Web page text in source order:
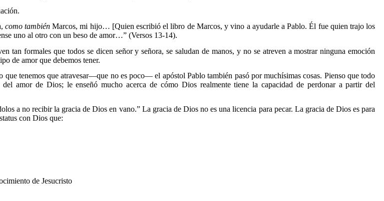
como tambiénMarcos, mi hijo… [Quien escribió el libro de Marcos, y vino a ayudarle a Pablo. Él fue quien trajo los
uno al otro con un beso de amor…” (Versos 13-14).
tan formales que todos se dicen señor y señora, se saludan de manos, y no se atreven a mostrar ninguna emoción
de amor que debemos tener.
tenemos que atravesar—que no es poco— el apóstol Pablo también pasó por muchísimas cosas. Pienso que todo
amor de Dios; le enseñó mucho acerca de cómo Dios realmente tiene la capacidad de perdonar a partir del
a no recibir la gracia de Dios en vano.” La gracia de Dios no es una licencia para pecar. La gracia de Dios es para
con Dios que:
de Jesucristo